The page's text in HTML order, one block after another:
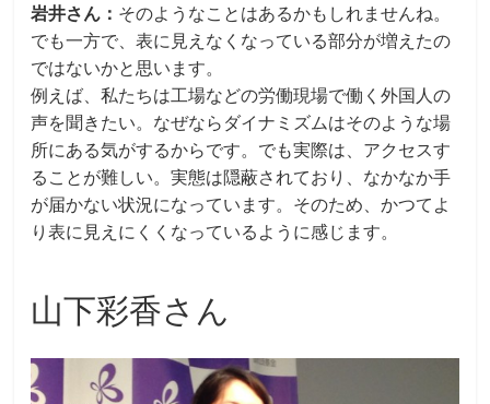
岩井さん： そのようなことはあるかもしれませんね。
でも一方で、表に見えなくなっている部分が増えたの
ではないかと思います。
例えば、私たちは工場などの労働現場で働く外国人の
声を聞きたい。なぜならダイナミズムはそのような場
所にある気がするからです。でも実際は、アクセスす
ることが難しい。実態は隠蔽されており、なかなか手
が届かない状況になっています。そのため、かつてよ
り表に見えにくくなっているように感じます。
山下彩香さん